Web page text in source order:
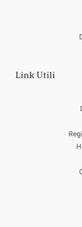
Link Utili